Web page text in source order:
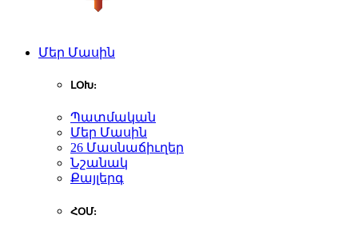
Մեր Մասին
ԼՕԽ:
Պատմական
Մեր Մասին
26 Մասնաճիւղեր
Նշանակ
Քայլերգ
ՀՕՄ: